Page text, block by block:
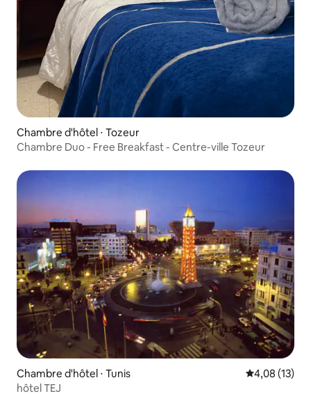
Chambre d'hôtel ⋅ Tozeur
Chambre Duo - Free Breakfast - Centre-ville Tozeur
Chambre d'hôtel ⋅ Tunis Évaluation
4,08 (13)
hôtel TEJ